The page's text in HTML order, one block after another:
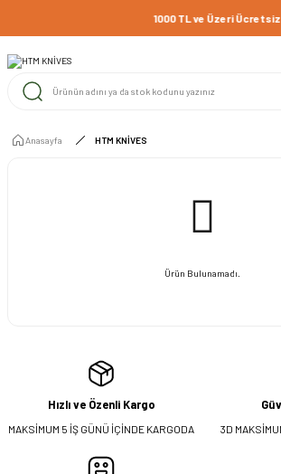
1000 TL ve Üzeri Ücretsiz Kargo
Anasayfa HTM KNİVES
Ürün Bulunamadı.
Hızlı ve Özenli Kargo
MAKSİMUM 5 İŞ GÜNÜ İÇİNDE KARGODA
3D